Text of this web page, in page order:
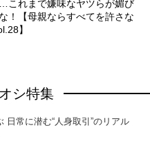
これまで嫌味なヤツらが媚び
！【母親ならすべてを許さな
】
シ特集
日常に潜む“人身取引”のリアル